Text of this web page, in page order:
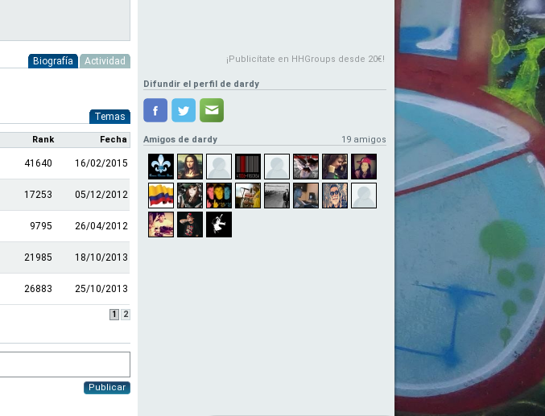
Biografía
Actividad
Temas
Rank Fecha
41640 16/02/2015
17253 05/12/2012
9795 26/04/2012
21985 18/10/2013
26883 25/10/2013
1 2
Publicar
¡Publicítate en HHGroups desde 20€!
Difundir el perfil de dardy
Amigos de dardy 19 amigos